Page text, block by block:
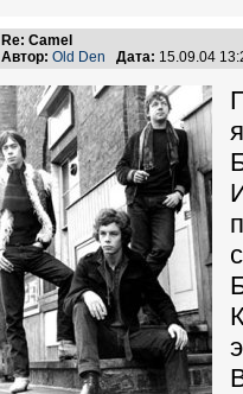
Re: Camel
Автор: Old Den Дата: 15.09.04